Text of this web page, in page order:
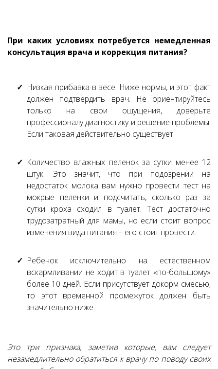
При каких условиях потребуется немедленная
консультация врача и коррекция питания?
Низкая прибавка в весе. Ниже нормы, и этот факт
должен подтвердить врач. Не ориентируйтесь
только на свои ощущения, доверьте
профессионалу диагностику и решение проблемы.
Если таковая действительно существует.
Количество влажных пеленок за сутки менее 12
штук. Это значит, что при подозрении на
недостаток молока вам нужно провести тест на
мокрые пеленки и подсчитать, сколько раз за
сутки кроха сходил в туалет. Тест достаточно
трудозатратный для мамы, но если стоит вопрос
изменения вида питания – его стоит провести.
Ребенок исключительно на естественном
вскармливании не ходит в туалет «по-большому»
более 10 дней. Если присутствует докорм смесью,
то этот временной промежуток должен быть
значительно ниже.
Это три признака, заметив которые, вам следует
незамедлительно обратиться к врачу по поводу своих